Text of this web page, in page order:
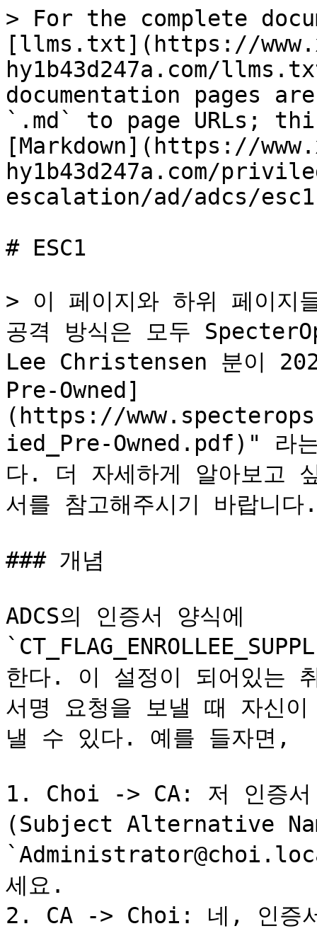
> For the complete
[llms.txt](https://
hy1b43d247a.com/
documentation pages
`.md` to page URLs;
[Markdown](https://
hy1b43d247a.com/
escalation/ad/adcs/
# ESC1
> 이 페이지와 하위 페이지
공격 방식은 모두
Lee Christensen 분이
Pre-Owned]
(https://
ied_Pre-Owned.pdf)" 라는
다. 더 자세하게 알아보고
서를 참고해주시기 바랍니다.
### 개념
ADCS의 인증서 양식에
한다. 이 설정이 되어있는
서명 요청을 보낼 때 자신
낼 수 있다. 예를 들자면,
1. Choi -> CA: 저 인증서
(Subject Alternative
세요.
2. CA -> Choi: 네, 인증서